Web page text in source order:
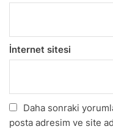
İnternet sitesi
Daha sonraki
posta adresim ve site